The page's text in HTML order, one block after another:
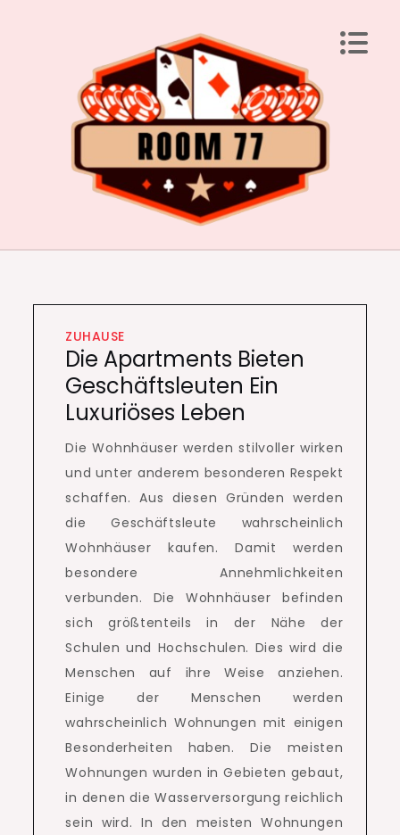
Room 77
ZUHAUSE
Die Apartments Bieten
Geschäftsleuten Ein
Luxuriöses Leben
Die Wohnhäuser werden stilvoller wirken
und unter anderem besonderen Respekt
schaffen.Aus diesen Gründen werden
die Geschäftsleute wahrscheinlich
Wohnhäuser kaufen.Damit werden
besondere Annehmlichkeiten
verbunden. Die Wohnhäuser befinden
sich größtenteils in der Nähe der
Schulen und Hochschulen. Dies wird die
Menschen auf ihre Weise anziehen.
Einige der Menschen werden
wahrscheinlich Wohnungen mit einigen
Besonderheiten haben.Die meisten
Wohnungen wurden in Gebieten gebaut,
in denen die Wasserversorgung reichlich
sein wird. In den meisten Wohnungen